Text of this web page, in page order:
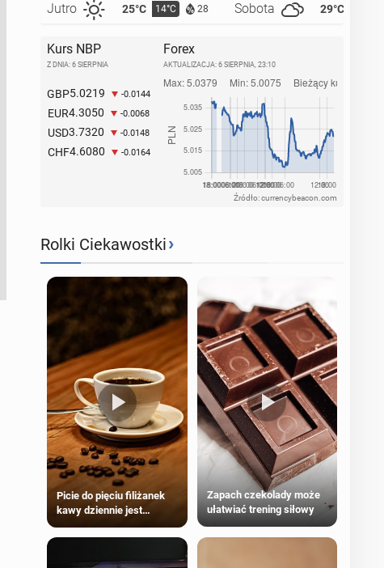
Jutro 25°C 14°C 28 Sobota 29°C
Kurs NBP
Z DNIA: 6 SIERPNIA
GBP5.0219 -0.0144
EUR4.3050 -0.0068
USD3.7320 -0.0148
CHF4.6080 -0.0164
Forex
AKTUALIZACJA: 6 SIERPNIA, 23:10
Źródło: currencybeacon.com
Rolki Ciekawostki›
Picie do pięciu filiżanek
kawy dziennie jest
większości dorosłych
Zapach czekolady może
ułatwiać trening siłowy